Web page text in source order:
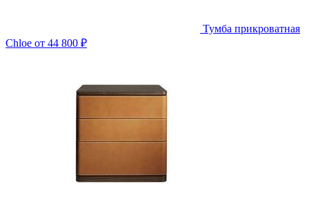
Тумба прикроватная
Chloe от 44 800 ₽